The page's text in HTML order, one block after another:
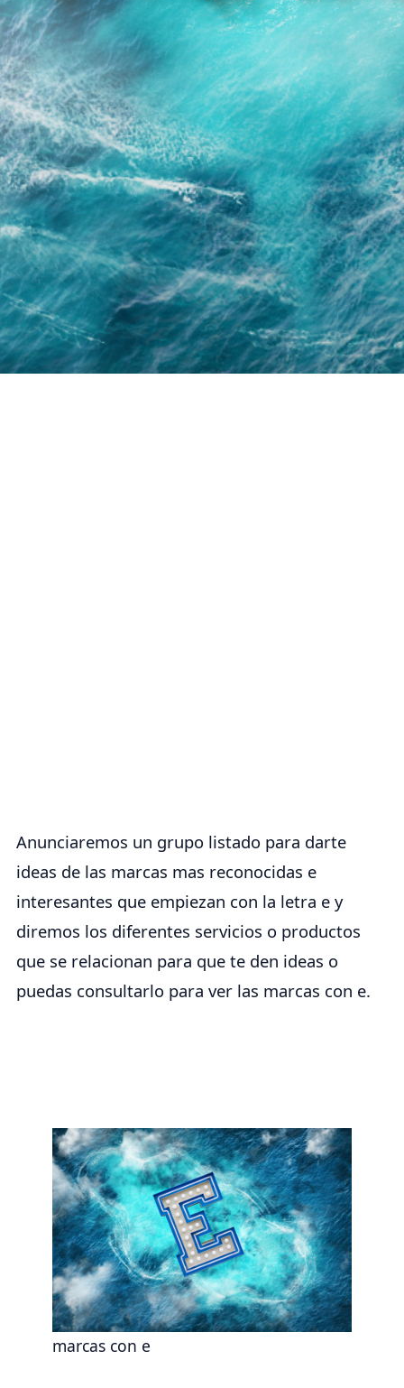
Anunciaremos un grupo listado para darte
ideas de las marcas mas reconocidas e
interesantes que empiezan con la letra e y
diremos los diferentes servicios o productos
que se relacionan para que te den ideas o
puedas consultarlo para ver las marcas con e.
marcas con e